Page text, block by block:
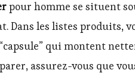
pour homme se situent
Dans les listes
qui montent
assurez-vous que